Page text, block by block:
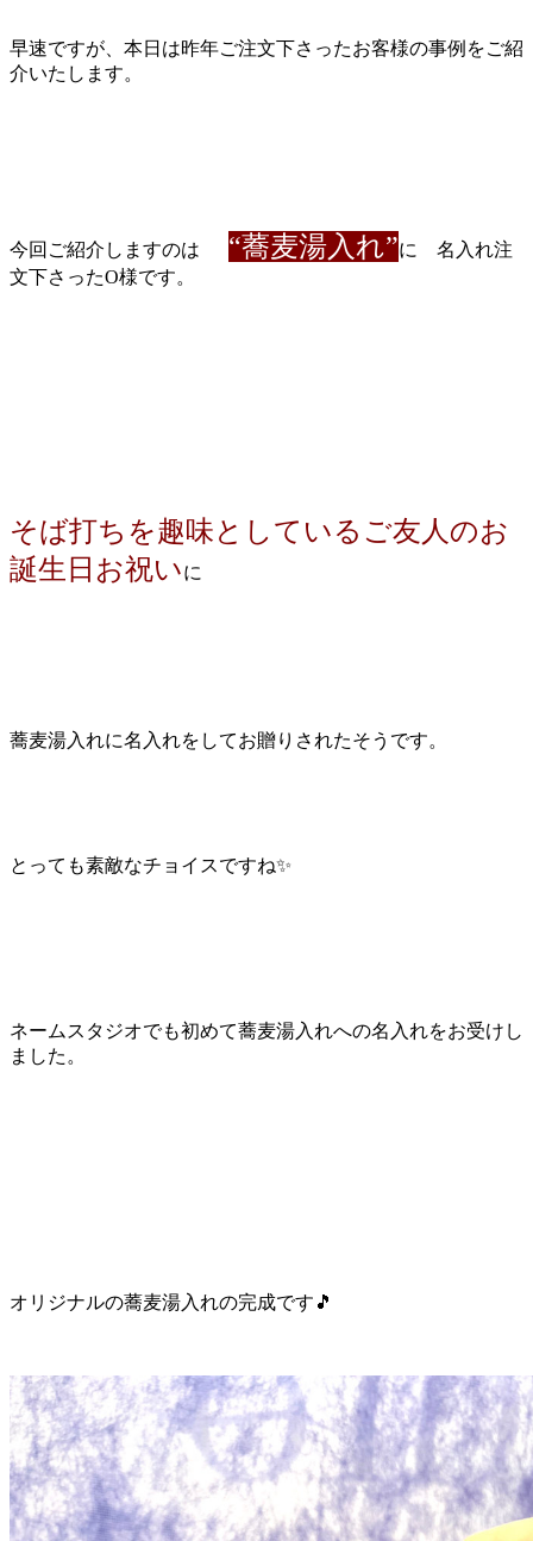
早速ですが、本日は昨年ご注文下さったお客様の事例をご紹
介いたします。
今回ご紹介しますのは “蕎麦湯入れ”に 名入れ注
文下さったO様です。
そば打ちを趣味としているご友人のお
誕生日お祝いに
蕎麦湯入れに名入れをしてお贈りされたそうです。
とっても素敵なチョイスですね✨
ネームスタジオでも初めて蕎麦湯入れへの名入れをお受けし
ました。
オリジナルの蕎麦湯入れの完成です🎵